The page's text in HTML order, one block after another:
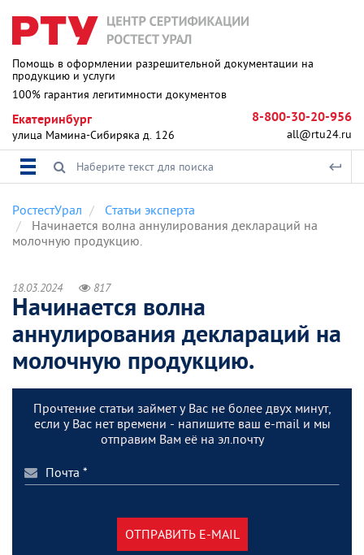
Помощь в оформлении разрешительной документации на
продукцию и услуги
100% гарантия легитимности документов
Екатеринбург
улица Мамина-Сибиряка д. 126
8-800-30-20-956
all@rtu24.ru
РостестУрал
Статьи эксперта
Начинается волна аннулирования деклараций на
молочную продукцию.
18.03.2024 817
Начинается волна
аннулирования деклараций на
молочную продукцию.
Прочтение статьи займет у Вас не более двух минут,
если у Вас нет времени - напишите ваш e-mail и мы
отправим Вам её на эл.почту
ОТПРАВИТЬ E-MAIL